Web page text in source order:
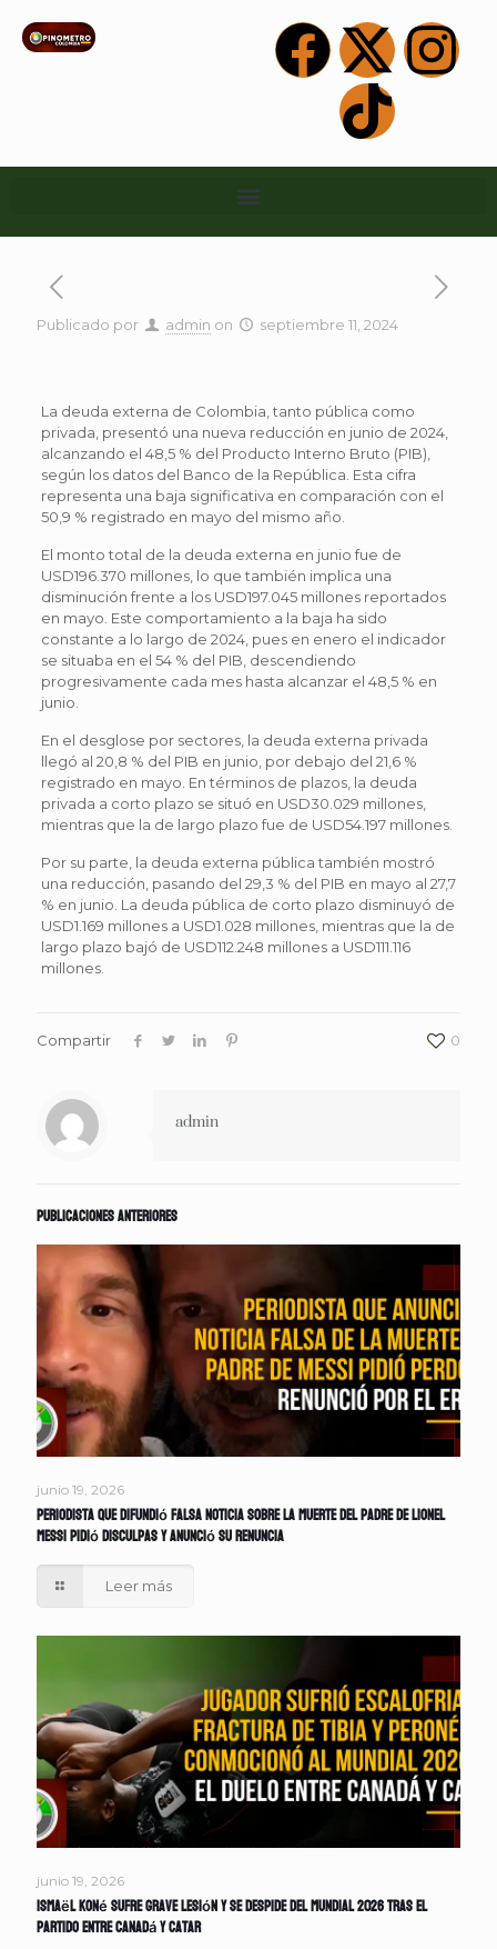
Publicado por admin on septiembre 11, 2024
La deuda externa de Colombia, tanto pública como
privada, presentó una nueva reducción en junio de 2024,
alcanzando el 48,5 % del Producto Interno Bruto (PIB),
según los datos del Banco de la República. Esta cifra
representa una baja significativa en comparación con el
50,9 % registrado en mayo del mismo año.
El monto total de la deuda externa en junio fue de
USD196.370 millones, lo que también implica una
disminución frente a los USD197.045 millones reportados
en mayo. Este comportamiento a la baja ha sido
constante a lo largo de 2024, pues en enero el indicador
se situaba en el 54 % del PIB, descendiendo
progresivamente cada mes hasta alcanzar el 48,5 % en
junio.
En el desglose por sectores, la deuda externa privada
llegó al 20,8 % del PIB en junio, por debajo del 21,6 %
registrado en mayo. En términos de plazos, la deuda
privada a corto plazo se situó en USD30.029 millones,
mientras que la de largo plazo fue de USD54.197 millones.
Por su parte, la deuda externa pública también mostró
una reducción, pasando del 29,3 % del PIB en mayo al 27,7
% en junio. La deuda pública de corto plazo disminuyó de
USD1.169 millones a USD1.028 millones, mientras que la de
largo plazo bajó de USD112.248 millones a USD111.116
millones.
Compartir 0
admin
Publicaciones anteriores
junio 19, 2026
Periodista que difundió falsa noticia sobre la muerte del padre de Lionel
Messi pidió disculpas y anunció su renuncia
Leer más
junio 19, 2026
Ismaël Koné sufre grave lesión y se despide del Mundial 2026 tras el
partido entre Canadá y Catar